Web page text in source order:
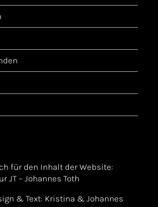
für den Inhalt der Website:
JT – Johannes Toth
& Text: Kristina & Johannes